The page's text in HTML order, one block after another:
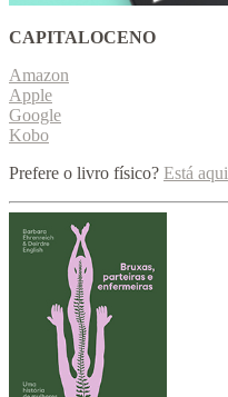
CAPITALOCENO
Amazon
Apple
Google
Kobo
Prefere o livro físico? Está aqui